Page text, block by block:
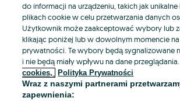
Kontynuuj przez konto
Kontynuuj przez konto
LUB
do informacji na urządzeniu, takich jak
plikach cookie w celu przetwarzania danych
Użytkownik może zaakceptować wybory lub
klikając poniżej lub w dowolnym momencie
prywatności. Te wybory będą sygnalizowane
i nie będą miały wpływu na dane przeglądania.
cookies,
Polityka Prywatności
Wraz z naszymi partnerami
zapewnienia: